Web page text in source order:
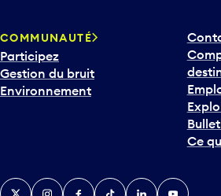
COMMUNAUTÉ
Participez
Gestion du bruit
Environnement
Ce
TwitterInstagramFacebook
TikTokLinkedInYouTube